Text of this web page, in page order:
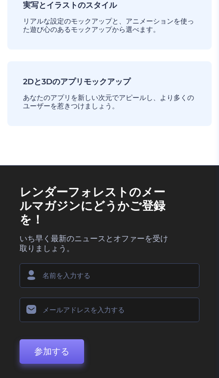
実写とイラストのスタイル
リアルな設定のモックアップと、アニメーションを使っ
た遊び心のあるモックアップから選べます。
2Dと3Dのアプリモックアップ
あなたのアプリを新しい次元でアピールし、より多くの
ユーザーを惹きつけましょう。
レンダーフォレストのメー
ルマガジンにどうかご登録
を！
いち早く最新のニュースとオファーを受け
取りましょう。
参加する